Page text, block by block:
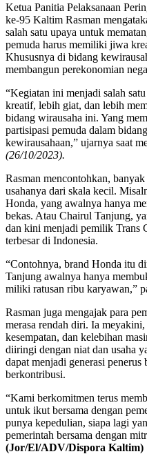
Ketua Panitia Pelaksanaan
ke-95 Kaltim Rasman
salah satu upaya untuk
pemuda harus memiliki jiwa
Khususnya di bidang
membangun perekonomian
“Kegiatan ini menjadi salah
kreatif, lebih giat, dan lebih
bidang wirausaha ini. Yang
partisipasi pemuda dalam
kewirausahaan,” ujarnya saat
(26/10/2023).
Rasman mencontohkan,
usahanya dari skala kecil.
Honda, yang awalnya hanya
bekas. Atau Chairul Tanjung,
dan kini menjadi pemilik Trans
terbesar di Indonesia.
“Contohnya, brand Honda itu
Tanjung awalnya hanya
miliki ratusan ribu karyawan,”
Rasman juga mengajak para
merasa rendah diri. Ia
kesempatan, dan kelebihan
diiringi dengan niat dan usaha
dapat menjadi generasi penerus
berkontribusi.
“Kami berkomitmen terus
untuk ikut bersama dengan
punya kepedulian, siapa lagi
pemerintah bersama dengan
(Jor/El/ADV/Dispora Kaltim)